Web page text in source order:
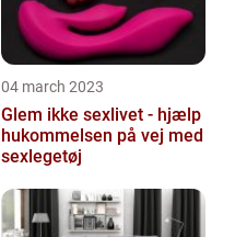
04 march 2023
Glem ikke sexlivet - hjælp
hukommelsen på vej med
sexlegetøj